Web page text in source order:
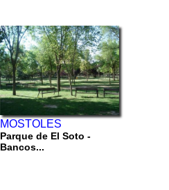
MOSTOLES
Parque de El Soto -
Bancos...